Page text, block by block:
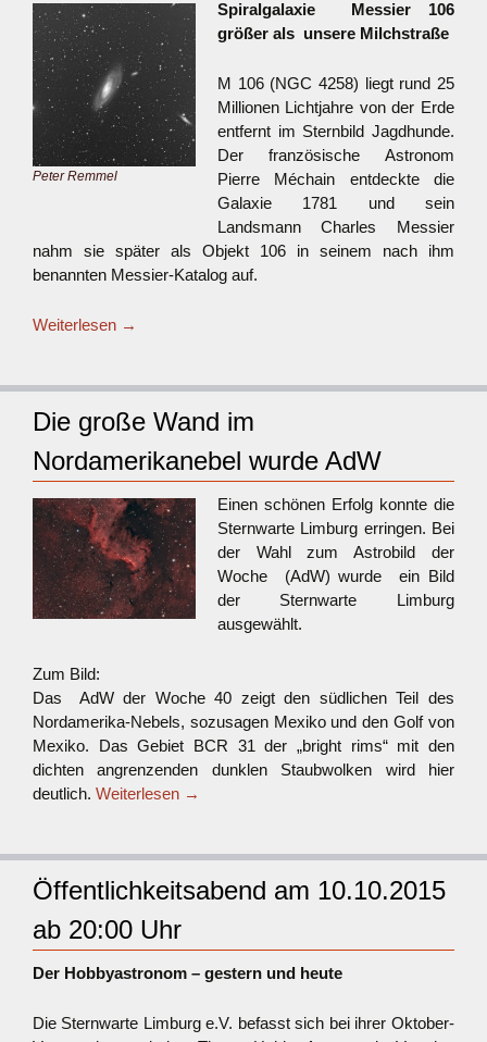
Peter Remmel
Spiralgalaxie Messier 106
größer als unsere Milchstraße
M 106 (NGC 4258) liegt rund 25
Millionen Lichtjahre von der Erde
entfernt im Sternbild Jagdhunde.
Der französische Astronom
Pierre Méchain entdeckte die
Galaxie 1781 und sein
Landsmann Charles Messier
nahm sie später als Objekt 106 in seinem nach ihm
benannten Messier-Katalog auf.
Weiterlesen →
Die große Wand im
Nordamerikanebel wurde AdW
Einen schönen Erfolg konnte die
Sternwarte Limburg erringen. Bei
der Wahl zum Astrobild der
Woche (AdW) wurde ein Bild
der Sternwarte Limburg
ausgewählt.
Zum Bild:
Das AdW der Woche 40 zeigt den südlichen Teil des
Nordamerika-Nebels, sozusagen Mexiko und den Golf von
Mexiko. Das Gebiet BCR 31 der „bright rims“ mit den
dichten angrenzenden dunklen Staubwolken wird hier
deutlich. Weiterlesen →
Öffentlichkeitsabend am 10.10.2015
ab 20:00 Uhr
Der Hobbyastronom – gestern und heute
Die Sternwarte Limburg e.V. befasst sich bei ihrer Oktober-